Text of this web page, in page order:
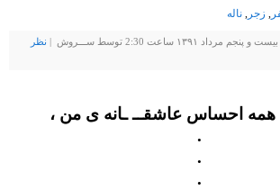
, زجر , ناله
۱۳۹۱ ساعت 2:30 توسط ســـروش |
نظر
همه احساس عاشقــ ـانه ی من ،
.
.
.